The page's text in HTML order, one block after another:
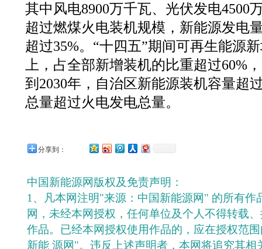
其中风电8900万千瓦、光伏发电4500
超过燃煤火电装机规模，新能源发电
超过35%。“十四五”期间可再生能源
上，占全部新增装机的比重超过60%
到2030年，自治区新能源装机容量超
总量超过火电发电总量。
分享到：
中国新能源网版权及免责声明：
1、凡本网注明"来源：中国新能源网" 的所有作
网，未经本网授权，任何单位及个人不得转载
作品。已经本网授权使用作品的，应在授权范
新能 源网"。违反上述声明者，本网将追究其相